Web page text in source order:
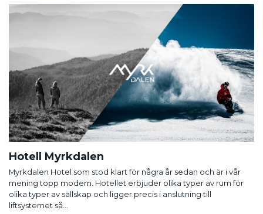
Hotell Myrkdalen
Myrkdalen Hotel som stod klart för några år sedan och är i vår
mening topp modern. Hotellet erbjuder olika typer av rum för
olika typer av sällskap och ligger precis i anslutning till
liftsystemet så...